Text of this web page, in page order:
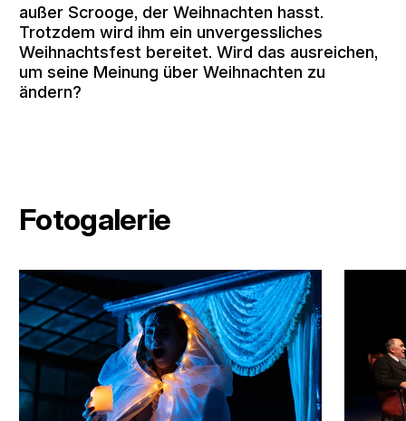
außer Scrooge, der Weihnachten hasst.
Trotzdem wird ihm ein unvergessliches
Weihnachtsfest bereitet. Wird das ausreichen,
um seine Meinung über Weihnachten zu
ändern?
Fotogalerie